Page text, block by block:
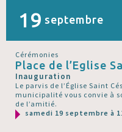
19 septembre
Cérémonies
Place de l’Eglise
Inauguration
Le parvis de l’Église Saint
municipalité vous convie à
de l’amitié.
samedi 19 septembre à